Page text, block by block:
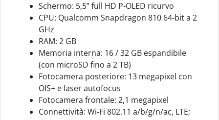
Schermo: 5,5” full HD P-OLED ricurvo
CPU: Qualcomm Snapdragon 810 64-bit a 2
GHz
RAM: 2 GB
Memoria interna: 16 / 32 GB espandibile
(con microSD fino a 2 TB)
Fotocamera posteriore: 13 megapixel con
OIS+ e laser autofocus
Fotocamera frontale: 2,1 megapixel
Connettività: Wi-Fi 802.11 a/b/g/n/ac, LTE;